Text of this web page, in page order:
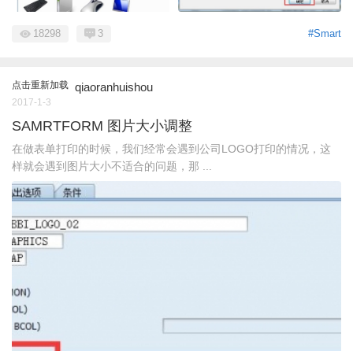
#Smart
18298 3
点击重新加载 qiaoranhuishou
2017-1-3
SAMRTFORM 图片大小调整
在做表单打印的时候，我们经常会遇到公司LOGO打印的情况，这
样就会遇到图片大小不适合的问题，那 ...